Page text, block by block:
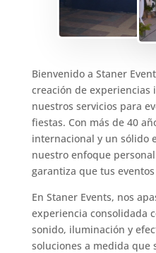
Bienvenido a Staner
creación de experiencias
nuestros servicios para
fiestas. Con más de 40
internacional y un sólido
nuestro enfoque
garantiza que tus
En Staner Events, nos
experiencia consolidada
sonido, iluminación y
soluciones a medida que